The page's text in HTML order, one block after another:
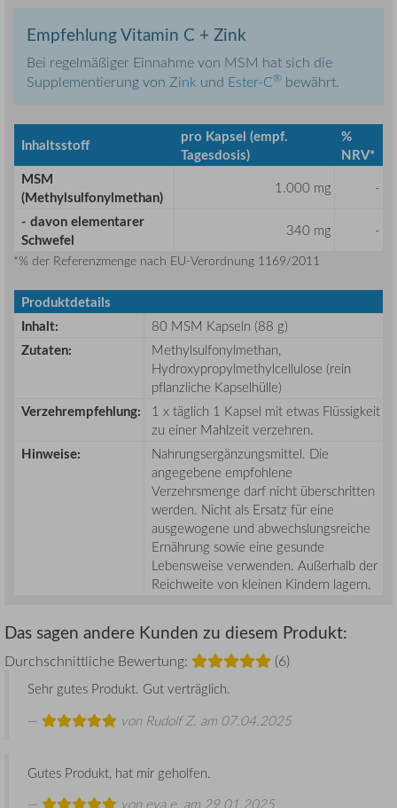
Empfehlung Vitamin C + Zink
Bei regelmäßiger Einnahme von MSM hat sich die
Supplementierung von Zink und Ester-C® bewährt.
Inhaltsstoff
pro Kapsel (empf.
Tagesdosis)
%
NRV*
MSM
(Methylsulfonylmethan)
1.000 mg -
- davon elementarer
Schwefel
340 mg -
*% der Referenzmenge nach EU-Verordnung 1169/2011
Produktdetails
Inhalt:
80 MSM Kapseln (88 g)
Zutaten:
Methylsulfonylmethan,
Hydroxypropylmethylcellulose (rein
pflanzliche Kapselhülle)
Verzehrempfehlung:
1 x täglich 1 Kapsel mit etwas Flüssigkeit
zu einer Mahlzeit verzehren.
Hinweise:
Nahrungsergänzungsmittel. Die
angegebene empfohlene
Verzehrsmenge darf nicht überschritten
werden. Nicht als Ersatz für eine
ausgewogene und abwechslungsreiche
Ernährung sowie eine gesunde
Lebensweise verwenden. Außerhalb der
Reichweite von kleinen Kindern lagern.
Das sagen andere Kunden zu diesem Produkt:
Durchschnittliche Bewertung: (6)
Sehr gutes Produkt. Gut verträglich.
von Rudolf Z. am 07.04.2025
Gutes Produkt, hat mir geholfen.
von eva e. am 29.01.2025